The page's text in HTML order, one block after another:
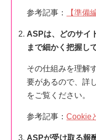
参考記事： 【準備
ASPは、どのサイ
まで細かく把握し
その仕組みを理解
要があるので、詳
をご覧ください。
参考記事：Cookie
ASPが受け取る報